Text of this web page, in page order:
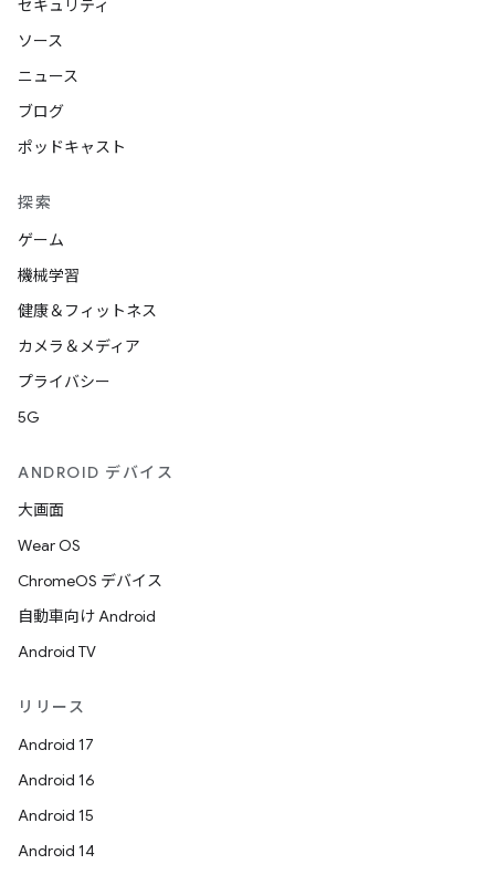
セキュリティ
ソース
ニュース
ブログ
ポッドキャスト
探索
ゲーム
機械学習
健康＆フィットネス
カメラ＆メディア
プライバシー
5G
ANDROID デバイス
大画面
Wear OS
ChromeOS デバイス
自動車向け Android
Android TV
リリース
Android 17
Android 16
Android 15
Android 14